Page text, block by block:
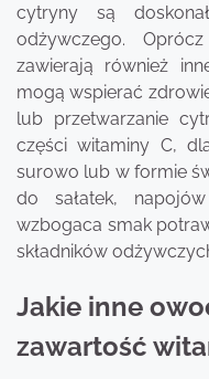
cytryny są
odżywczego.
zawierają również
mogą wspierać
lub przetwarzanie
części witaminy C,
surowo lub w formie
do sałatek,
wzbogaca smak
składników
Jakie inne
zawartość